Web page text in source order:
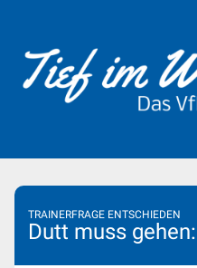
TRAINERFRAGE ENTSCHIEDEN
Dutt muss